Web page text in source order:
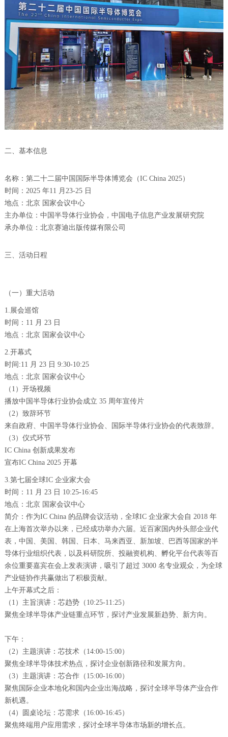
二、基本信息
名称：第二十二届中国国际半导体博览会（IC China 2025）
时间：2025 年11 月23-25 日
地点：北京 国家会议中心
主办单位：中国半导体行业协会，中国电子信息产业发展研究院
承办单位：北京赛迪出版传媒有限公司
三、活动日程
（一）重大活动
1.展会巡馆
时间：11 月 23 日
地点：北京 国家会议中心
2.开幕式
时间:11 月 23 日 9:30-10:25
地点：北京 国家会议中心
（1）开场视频
播放中国半导体行业协会成立 35 周年宣传片
（2）致辞环节
来自政府、中国半导体行业协会、国际半导体行业协会的代表致辞。
（3）仪式环节
IC China 创新成果发布
宣布IC China 2025 开幕
3.第七届全球IC 企业家大会
时间：11 月 23 日 10:25-16:45
地点：北京 国家会议中心
简介：作为IC China 的品牌会议活动，全球IC 企业家大会自 2018 年
在上海首次举办以来，已经成功举办六届。近百家国内外头部企业代
表，中国、美国、韩国、日本、马来西亚、新加坡、巴西等国家的半
导体行业组织代表，以及科研院所、投融资机构、孵化平台代表等百
余位重要嘉宾在会上发表演讲，吸引了超过 3000 名专业观众，为全球
产业链协作共赢做出了积极贡献。
上午开幕式之后：
（1）主旨演讲：芯趋势（10:25-11:25）
聚焦全球半导体产业链重点环节，探讨产业发展新趋势、新方向。
下午：
（2）主题演讲：芯技术（14:00-15:00）
聚焦全球半导体技术热点，探讨企业创新路径和发展方向。
（3）主题演讲：芯合作（15:00-16:00）
聚焦国际企业本地化和国内企业出海战略，探讨全球半导体产业合作
新机遇。
（4）圆桌论坛：芯需求（16:00-16:45）
聚焦终端用户应用需求，探讨全球半导体市场新的增长点。